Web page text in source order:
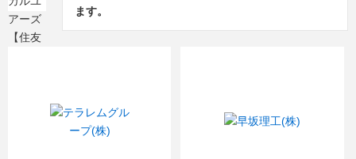
ます。